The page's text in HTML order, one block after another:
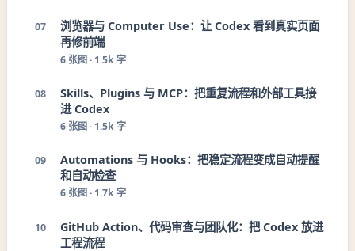
07
浏览器与 Computer Use：让 Codex 看到真实页面
再修前端
6 张图 · 1.5k 字
08
Skills、Plugins 与 MCP：把重复流程和外部工具接
进 Codex
6 张图 · 1.5k 字
09
Automations 与 Hooks：把稳定流程变成自动提醒
和自动检查
6 张图 · 1.7k 字
10
GitHub Action、代码审查与团队化：把 Codex 放进
工程流程